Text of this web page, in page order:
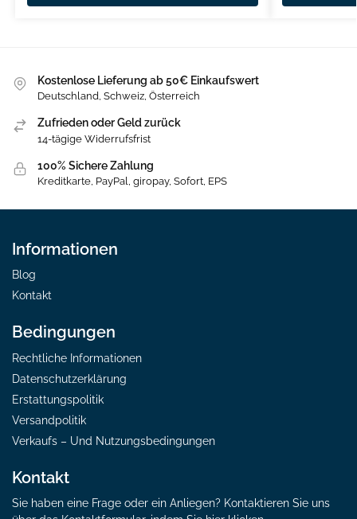
Kostenlose Lieferung ab 50€ Einkaufswert
Deutschland, Schweiz, Österreich
Zufrieden oder Geld zurück
14-tägige Widerrufsfrist
100% Sichere Zahlung
Kreditkarte, PayPal, giropay, Sofort, EPS
Informationen
Blog
Kontakt
Bedingungen
Rechtliche Informationen
Datenschutzerklärung
Erstattungspolitik
Versandpolitik
Verkaufs – Und Nutzungsbedingungen
Kontakt
Sie haben eine Frage oder ein Anliegen? Kontaktieren Sie uns